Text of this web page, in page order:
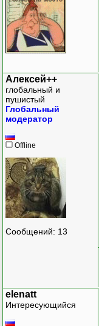
Алексей++
глобальный и
пушистый
Глобальный
модератор
Offline
Сообщений: 13
elenatt
Интересующийся